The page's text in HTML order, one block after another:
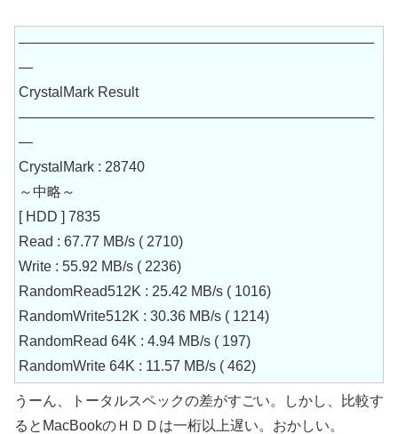
—————————————————————————
—
CrystalMark Result
—————————————————————————
—
CrystalMark : 28740
～中略～
[ HDD ] 7835
Read : 67.77 MB/s ( 2710)
Write : 55.92 MB/s ( 2236)
RandomRead512K : 25.42 MB/s ( 1016)
RandomWrite512K : 30.36 MB/s ( 1214)
RandomRead 64K : 4.94 MB/s ( 197)
RandomWrite 64K : 11.57 MB/s ( 462)
うーん、トータルスペックの差がすごい。しかし、比較す
るとMacBookのＨＤＤは一桁以上遅い。おかしい。